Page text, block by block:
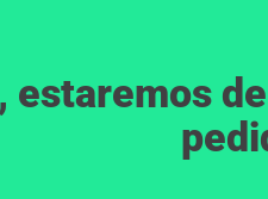
estaremos